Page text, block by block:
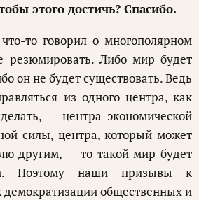
этого достичь? Спасибо.
то говорил о многополярном
резюмировать. Либо мир будет
он не будет существовать. Ведь
из одного центра, как
— центра экономической
силы, центра, который может
другим, — то такой мир будет
Поэтому наши призывы к
демократизации общественных и